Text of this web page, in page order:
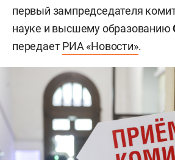
первый зампредседателя
науке и высшему образованию
передаетРИА «Новости».